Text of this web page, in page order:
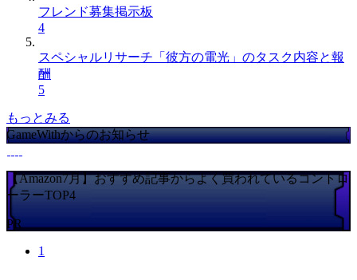
フレンド募集掲示板
4
スペシャルリサーチ「彼方の電光」のタスク内容と報
酬
5
もっとみる
GameWithからのお知らせ
【Amazon7月】おすすめ記事からよく買われているコントロ
ーラーTOP4
PR
1